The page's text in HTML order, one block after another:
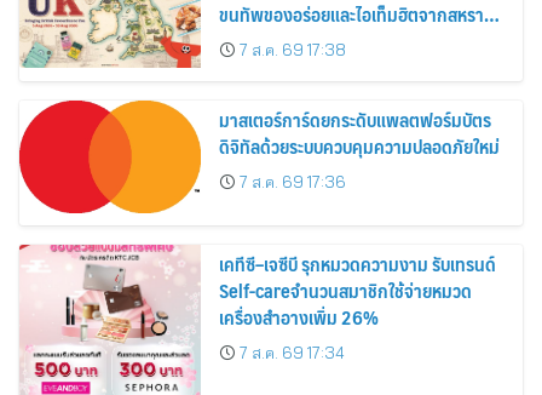
ขนทัพของอร่อยและไอเท็มฮิตจากสหราช
อาณาจักร ส่งตรงถึงมือตั้งแต่วันนี้ – 18
สิงหาคมนี้
7 ส.ค. 69 17:38
มาสเตอร์การ์ดยกระดับแพลตฟอร์มบัตร
ดิจิทัลด้วยระบบควบคุมความปลอดภัยใหม่
7 ส.ค. 69 17:36
เคทีซี–เจซีบี รุกหมวดความงาม รับเทรนด์
Self-careจำนวนสมาชิกใช้จ่ายหมวด
เครื่องสำอางเพิ่ม 26%
7 ส.ค. 69 17:34